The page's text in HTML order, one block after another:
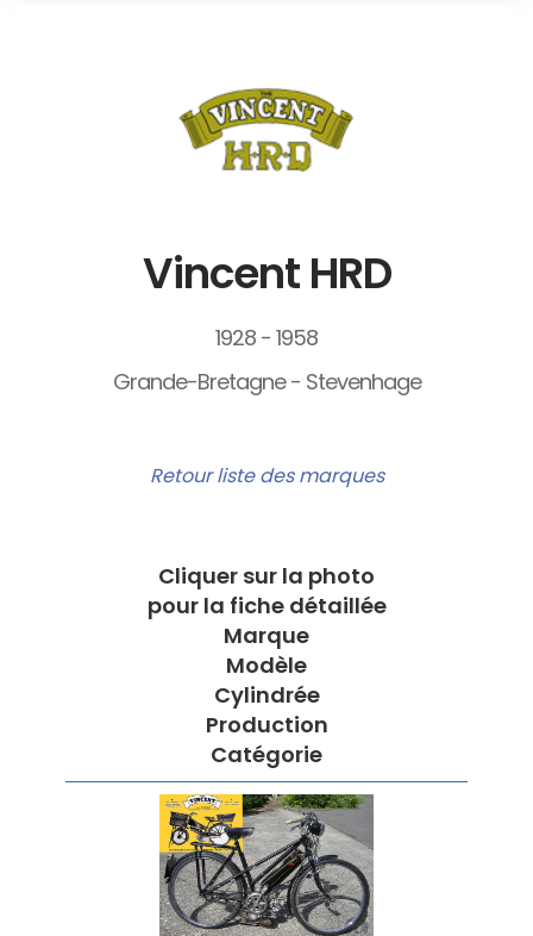
Vincent HRD
1928 - 1958
Grande-Bretagne - Stevenhage
Retour liste des marques
Cliquer sur la photo
pour la fiche détaillée
Marque
Modèle
Cylindrée
Production
Catégorie